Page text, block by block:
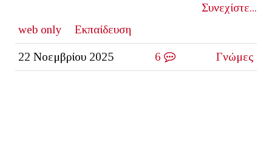
Συνεχίστε...
web only
Εκπαίδευση
22 Νοεμβρίου 2025 6 Γνώμες